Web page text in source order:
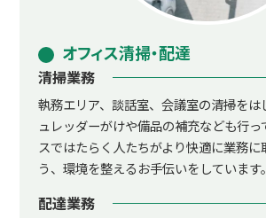
オフィス清掃・配達
清掃業務
執務エリア、談話室、会議室の清掃をは
ュレッダーがけや備品の補充なども行っ
スではたらく人たちがより快適に業務に
う、環境を整えるお手伝いをしています。
配達業務